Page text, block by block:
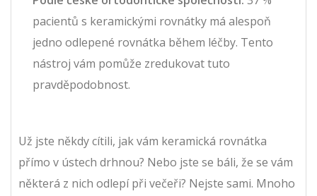
pacientů s keramickými rovnátky má alespoň
jedno odlepené rovnátka během léčby. Tento
nástroj vám pomůže zredukovat tuto
pravděpodobnost.
Už jste někdy cítili, jak vám keramická rovnátka
přímo v ústech drhnou? Nebo jste se báli, že se vám
některá z nich odlepí při večeři? Nejste sami. Mnoho